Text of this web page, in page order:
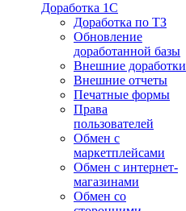
Доработка 1С
Доработка по ТЗ
Обновление
доработанной базы
Внешние доработки
Внешние отчеты
Печатные формы
Права
пользователей
Обмен с
маркетплейсами
Обмен с интернет-
магазинами
Обмен со